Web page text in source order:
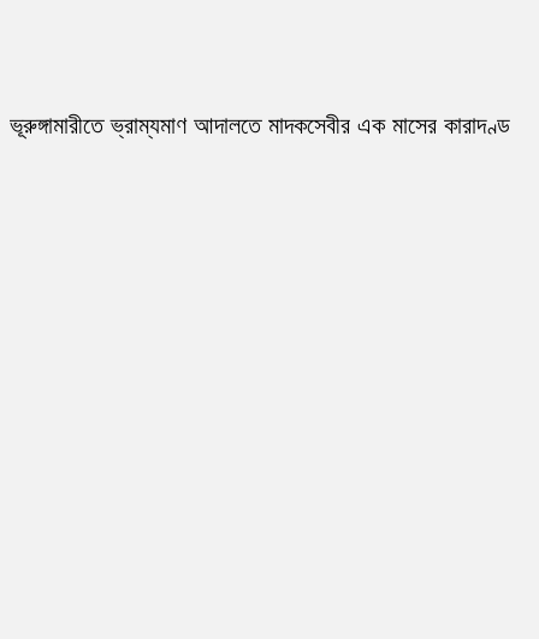
ভূরুঙ্গামারীতে ভ্রাম্যমাণ আদালতে মাদকসেবীর এক মাসের কারাদণ্ড